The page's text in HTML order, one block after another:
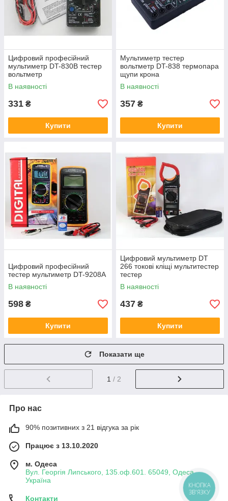
Цифровий професійний
мультиметр DT-830B тестер
вольтметр
В наявності
331 ₴
Купити
Мультиметр тестер
вольтметр DT-838 термопара
щупи крона
В наявності
357 ₴
Купити
Цифровий професійний
тестер мультиметр DT-9208A
В наявності
598 ₴
Купити
Цифровий мультиметр DT
266 токові кліщі мультитестер
тестер
В наявності
437 ₴
Купити
Показати ще
1 / 2
Про нас
90% позитивних з 21 відгука за рік
Працює з 13.10.2020
м. Одеса
Вул. Георгія Липського, 135.оф.601. 65049, Одеса,
Україна
Контакти
КНОПКА
ЗВ'ЯЗКУ